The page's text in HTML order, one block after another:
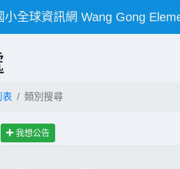
小全球資訊網 Wang Gong
表 類別搜尋
我想公告